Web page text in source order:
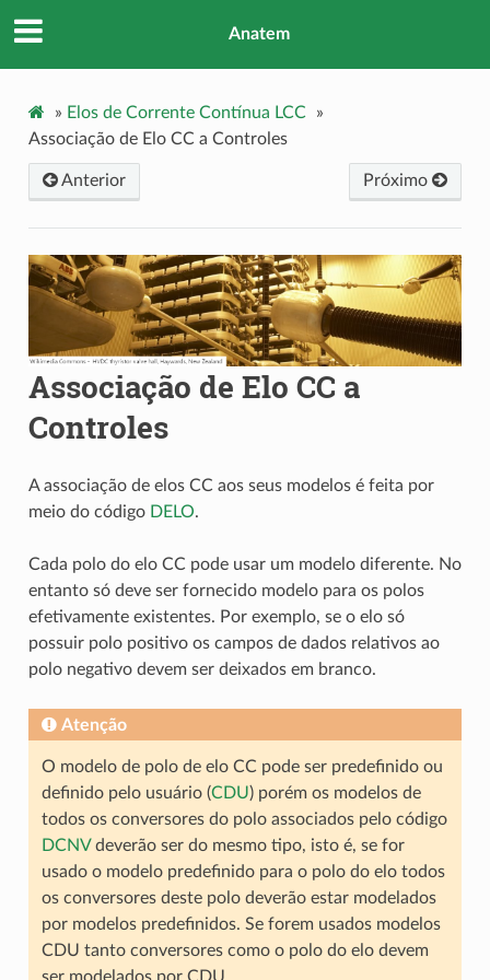
Anatem
» Elos de Corrente Contínua LCC
»
Associação de Elo CC a Controles
Próximo
Anterior
Associação de Elo CC a
Controles
A associação de elos CC aos seus modelos é feita por
meio do código DELO.
Cada polo do elo CC pode usar um modelo diferente. No
entanto só deve ser fornecido modelo para os polos
efetivamente existentes. Por exemplo, se o elo só
possuir polo positivo os campos de dados relativos ao
polo negativo devem ser deixados em branco.
Atenção
O modelo de polo de elo CC pode ser predefinido ou
definido pelo usuário (CDU) porém os modelos de
todos os conversores do polo associados pelo código
DCNVdeverão ser do mesmo tipo, isto é, se for
usado o modelo predefinido para o polo do elo todos
os conversores deste polo deverão estar modelados
por modelos predefinidos. Se forem usados modelos
CDU tanto conversores como o polo do elo devem